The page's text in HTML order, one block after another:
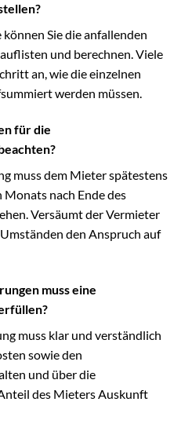
Sie die anfallenden
und berechnen. Viele
an, wie die einzelnen
werden müssen.
für die
muss dem Mieter spätestens
nach Ende des
Versäumt der Vermieter
den Anspruch auf
muss eine
muss klar und verständlich
sowie den
und über die
des Mieters Auskunft